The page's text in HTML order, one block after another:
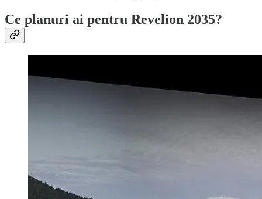
Ce planuri ai pentru Revelion 2035?